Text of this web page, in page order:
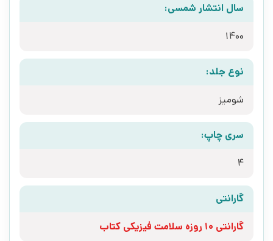
سال انتشار شمسی:
1400
نوع جلد:
شومیز
سری چاپ:
4
گارانتی
گارانتی 10 روزه سلامت فیزیکی کتاب